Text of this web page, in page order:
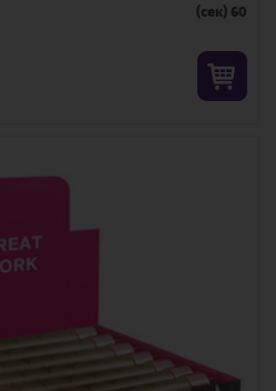
(сек) 60